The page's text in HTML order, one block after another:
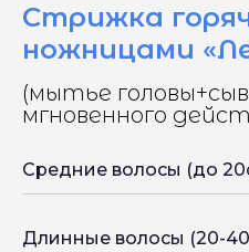
Стрижка
ножницами
(мытье
мгновенного
Средние волосы (до
Длинные волосы (20-